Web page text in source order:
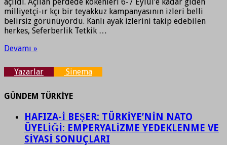
milliyetçi-ır kçı bir teyakkuz kampanyasının izleri belli
belirsiz görünüyordu. Kanlı ayak izlerini takip edebilen
herkes, Seferberlik Tetkik …
Devamı »
Yazarlar Sinema
GÜNDEM TÜRKİYE
HAFIZA-İ BEŞER: TÜRKİYE’NİN NATO
ÜYELİĞİ: EMPERYALİZME YEDEKLENME VE
SİYASİ SONUÇLARI